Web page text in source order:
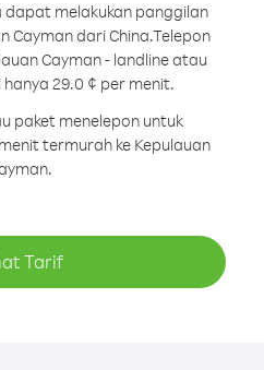
dapat melakukan panggilan
Cayman dari China.Telepon
Cayman - landline atau
29.0 ¢ per menit.
paket menelepon untuk
termurah ke Kepulauan
Tarif